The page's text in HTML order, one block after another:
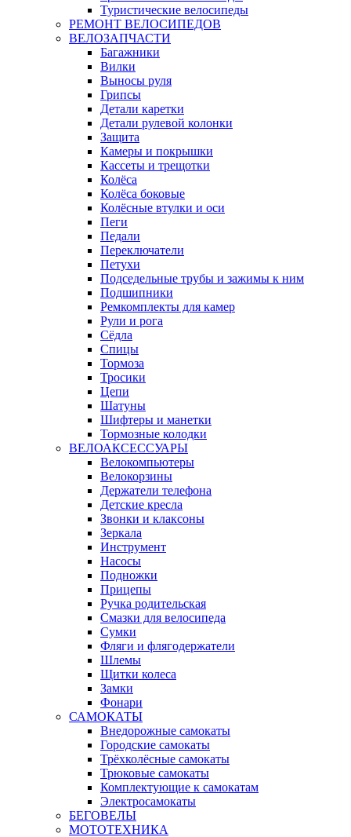
Туристические велосипеды
РЕМОНТ ВЕЛОСИПЕДОВ
ВЕЛОЗАПЧАСТИ
Багажники
Вилки
Выносы руля
Грипсы
Детали каретки
Детали рулевой колонки
Защита
Камеры и покрышки
Кассеты и трещотки
Колёса
Колёса боковые
Колёсные втулки и оси
Пеги
Педали
Переключатели
Петухи
Подседельные трубы и зажимы к ним
Подшипники
Ремкомплекты для камер
Рули и рога
Сёдла
Спицы
Тормоза
Тросики
Цепи
Шатуны
Шифтеры и манетки
Тормозные колодки
ВЕЛОАКСЕССУАРЫ
Велокомпьютеры
Велокорзины
Держатели телефона
Детские кресла
Звонки и клаксоны
Зеркала
Инструмент
Насосы
Подножки
Прицепы
Ручка родительская
Смазки для велосипеда
Сумки
Фляги и флягодержатели
Шлемы
Щитки колеса
Замки
Фонари
САМОКАТЫ
Внедорожные самокаты
Городские самокаты
Трёхколёсные самокаты
Трюковые самокаты
Комплектующие к самокатам
Электросамокаты
БЕГОВЕЛЫ
МОТОТЕХНИКА